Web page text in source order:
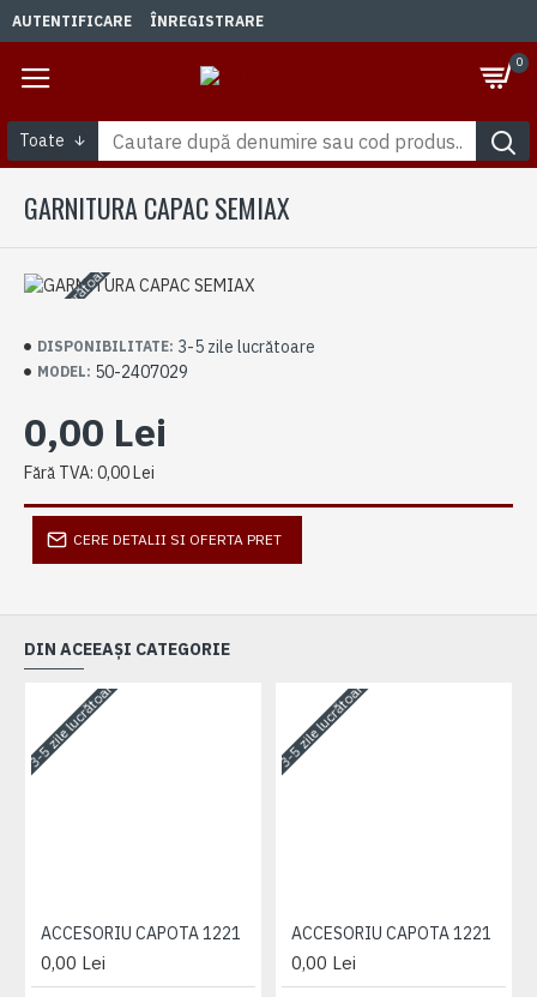
AUTENTIFICARE ÎNREGISTRARE
0
Toate
GARNITURA CAPAC SEMIAX
3-5 zile lucrătoare
DISPONIBILITATE: 3-5 zile lucrătoare
MODEL: 50-2407029
0,00 Lei
Fără TVA: 0,00 Lei
CERE DETALII SI OFERTA PRET
DIN ACEEAȘI CATEGORIE
3-5 zile lucrătoare
ACCESORIU CAPOTA 1221
0,00 Lei
3-5 zile lucrătoare
ACCESORIU CAPOTA 1221
0,00 Lei